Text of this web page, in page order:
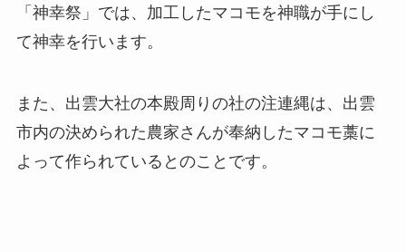
「神幸祭」では、加工したマコモを神職が手にし
て神幸を行います。
また、出雲大社の本殿周りの社の注連縄は、出雲
市内の決められた農家さんが奉納したマコモ藁に
よって作られているとのことです。